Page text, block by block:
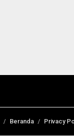
Beranda Privacy